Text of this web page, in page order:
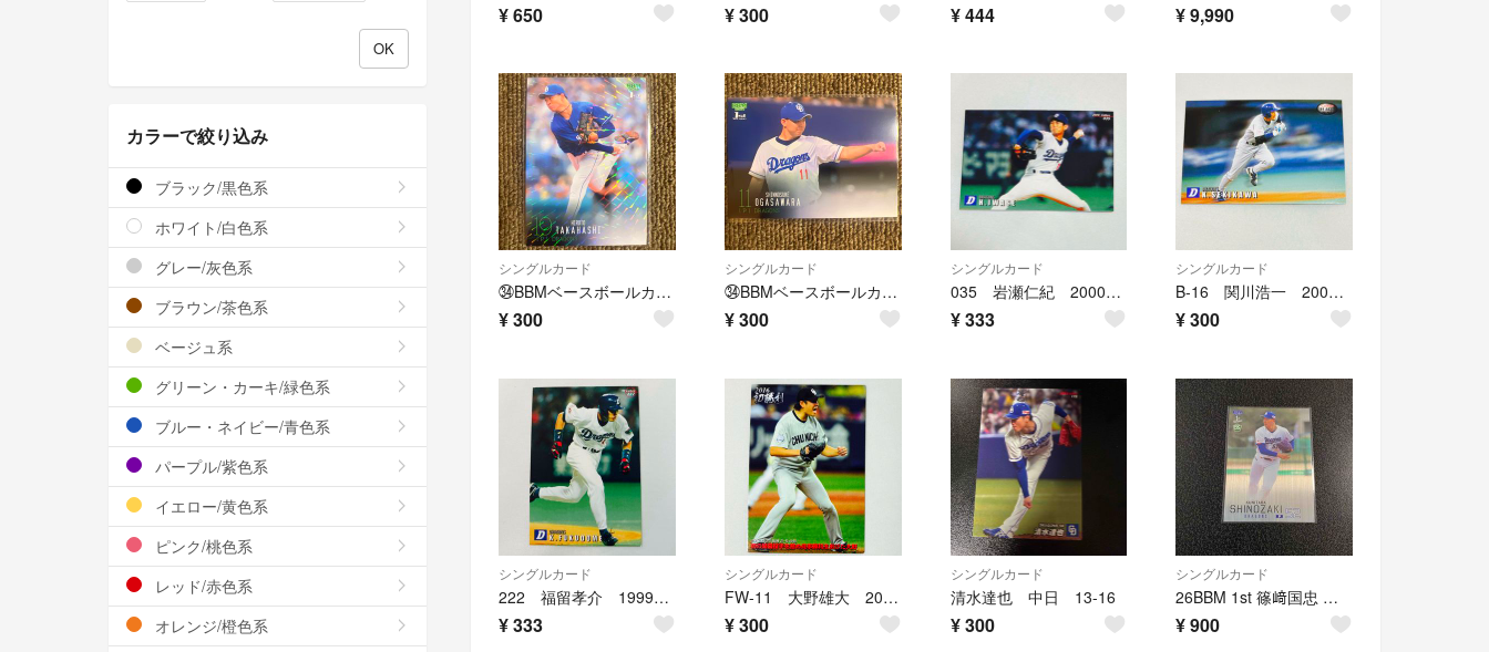
¥650 ¥300 ¥444 ¥9,990
シングルカード
㉞BBMベースボールカード 2024 髙橋宏斗（キラカード版）
¥300
シングルカード
㉞BBMベースボールカード 2024 小笠原慎之介
¥300
シングルカード
035 岩瀬仁紀 2000プロ野球チップスカード
¥333
シングルカード
B-16 関川浩一 2000プロ野球チップスカード
¥300
シングルカード
222 福留孝介 1999プロ野球チップスカード
¥333
シングルカード
FW-11 大野雄大 2016プロ野球チップスカード
¥300
シングルカード
清水達也 中日 13-16
¥300
シングルカード
26BBM 1st 篠﨑国忠 中日 300枚限定ルーキーパラレルカード
¥900
カラーで絞り込み
ブラック/黒色系
ホワイト/白色系
グレー/灰色系
ブラウン/茶色系
ベージュ系
グリーン・カーキ/緑色系
ブルー・ネイビー/青色系
パープル/紫色系
イエロー/黄色系
ピンク/桃色系
レッド/赤色系
オレンジ/橙色系